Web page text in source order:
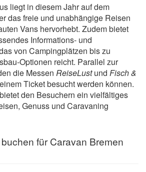
liegt in diesem Jahr auf dem
das freie und unabhängige Reisen
Vans hervorhebt. Zudem bietet
Informations- und
von Campingplätzen bis zu
Optionen reicht. Parallel zur
die Messen ReiseLustund Fisch &
Ticket besucht werden können.
den Besuchern ein vielfältiges
Genuss und Caravaning
für Caravan Bremen